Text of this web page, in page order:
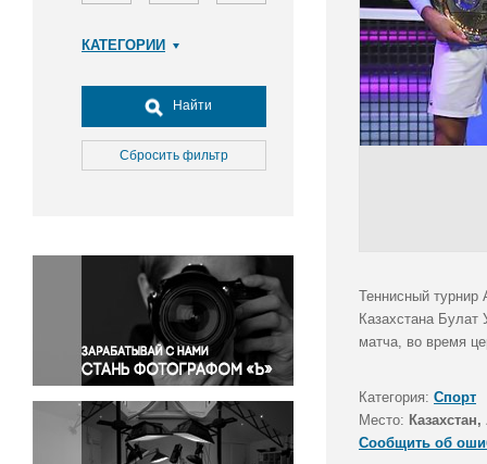
КАТЕГОРИИ
Досуг, туризм и отдых
Культура
Медицина
Окружающая среда
Политика
Правосудие
Происшествия и конфликты
Религия
Светская жизнь
Спорт
Экология
Найти
Сбросить фильтр
Теннисный турнир
Казахстана Булат
матча, во время
Категория: Спорт
Место:
Сообщить об